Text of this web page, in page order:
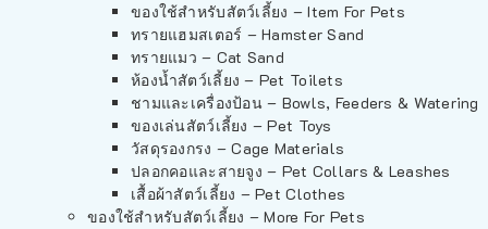
ของใช้สำหรับสัตว์เลี้ยง – Item For Pets
ทรายแฮมสเตอร์ – Hamster Sand
ทรายแมว – Cat Sand
ห้องน้ำสัตว์เลี้ยง – Pet Toilets
ชามและเครื่องป้อน – Bowls, Feeders & Watering
ของเล่นสัตว์เลี้ยง – Pet Toys
วัสดุรองกรง – Cage Materials
ปลอกคอและสายจูง – Pet Collars & Leashes
เสื้อผ้าสัตว์เลี้ยง – Pet Clothes
ของใช้สำหรับสัตว์เลี้ยง – More For Pets